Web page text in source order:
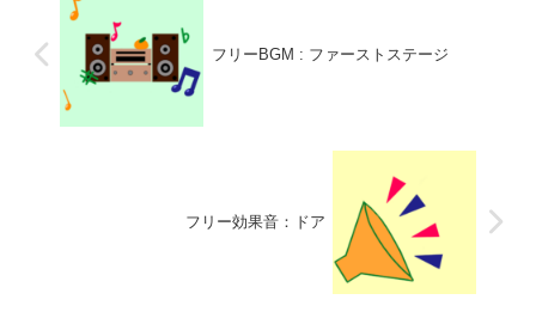
フリーBGM : ファーストステージ
フリー効果音：ドア